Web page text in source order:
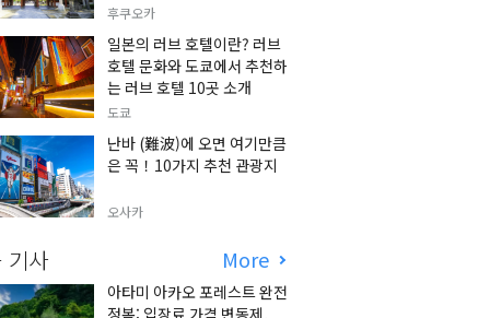
후쿠오카
일본의 러브 호텔이란? 러브
호텔 문화와 도쿄에서 추천하
는 러브 호텔 10곳 소개
도쿄
난바 (難波)에 오면 여기만큼
은 꼭！10가지 추천 관광지
오사카
기사 More
아타미 아카오 포레스트 완전
정복: 입장료 가격 변동제,